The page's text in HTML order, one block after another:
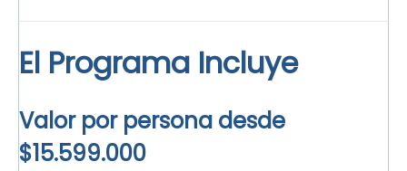
El Programa Incluye
Valor por persona desde
$15.599.000